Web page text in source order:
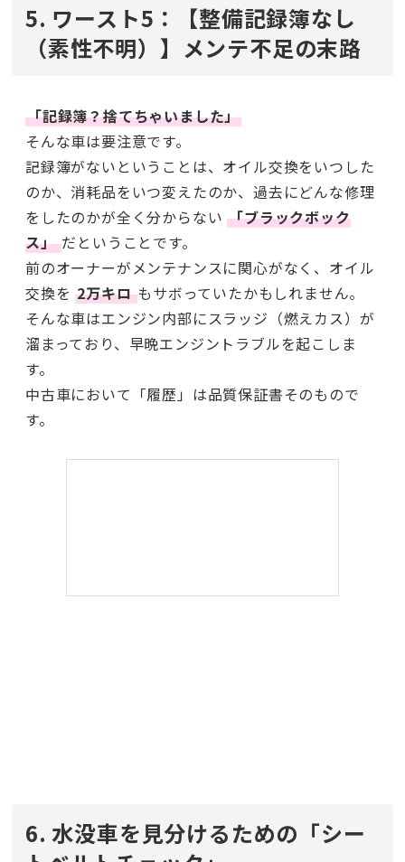
5. ワースト5：【整備記録簿なし
（素性不明）】メンテ不足の末路
「記録簿？捨てちゃいました」
そんな車は要注意です。
記録簿がないということは、オイル交換をいつした
のか、消耗品をいつ変えたのか、過去にどんな修理
をしたのかが全く分からない「ブラックボック
ス」だということです。
前のオーナーがメンテナンスに関心がなく、オイル
交換を2万キロもサボっていたかもしれません。
そんな車はエンジン内部にスラッジ（燃えカス）が
溜まっており、早晩エンジントラブルを起こしま
す。
中古車において「履歴」は品質保証書そのもので
す。
6. 水没車を見分けるための「シー